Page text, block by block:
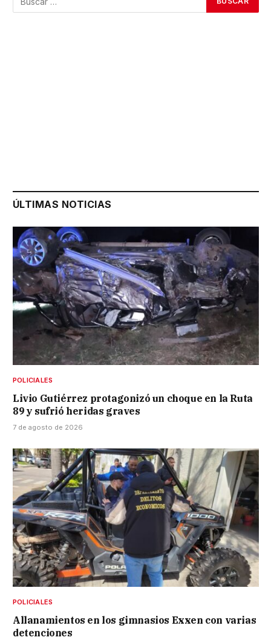
ÚLTIMAS NOTICIAS
POLICIALES
Livio Gutiérrez protagonizó un choque en la Ruta
89 y sufrió heridas graves
7 de agosto de 2026
POLICIALES
Allanamientos en los gimnasios Exxen con varias
detenciones